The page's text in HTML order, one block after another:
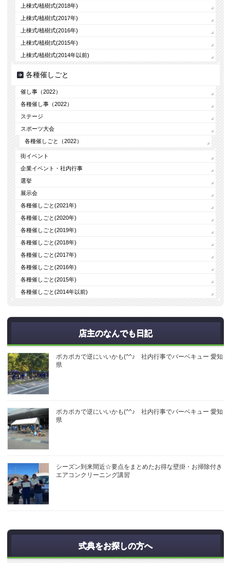
上棟式/植樹式(2018年)
上棟式/植樹式(2017年)
上棟式/植樹式(2016年)
上棟式/植樹式(2015年)
上棟式/植樹式(2014年以前)
各種催しごと
催し事（2022）
各種催し事（2022）
ステージ
スポーツ大会
各種催しごと（2022）
街イベント
企業イベント・社内行事
選挙
展示会
各種催しごと(2021年)
各種催しごと(2020年)
各種催しごと(2019年)
各種催しごと(2018年)
各種催しごと(2017年)
各種催しごと(2016年)
各種催しごと(2015年)
各種催しごと(2014年以前)
店主のなんでも日記
ポカポカで逆にいいかも(^^♪ 社内行事でバーベキュー 愛知
県
ポカポカで逆にいいかも(^^♪ 社内行事でバーベキュー 愛知
県
シーズン到来間近☆要点をまとめたお得な壁掛・お掃除付き
エアコンクリーニング講習
式典をお探しの方へ